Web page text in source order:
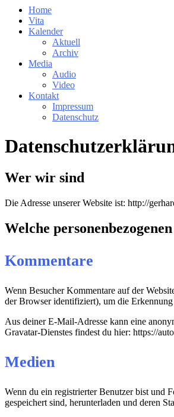
Home
Vita
Kalender
Aktuell
Archiv
Media
Audio
Video
Kontakt
Impressum
Datenschutz
Wer wir sind
Die Adresse unserer Website ist: http://
Welche
Kommentare
Wenn Besucher Kommentare auf der
der Browser identifiziert), um die
Aus deiner E-Mail-Adresse kann eine
Gravatar-Dienstes findest du hier: https://
Medien
Wenn du ein registrierter Benutzer bist und
gespeichert sind, herunterladen und deren